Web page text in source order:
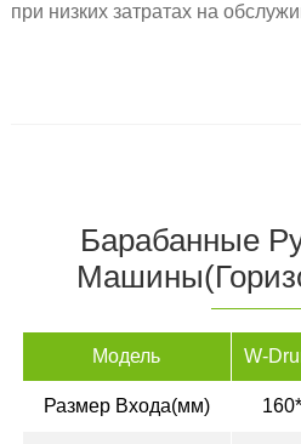
при низких затратах на
Барабанные
Модель W-
Размер Входа(мм)